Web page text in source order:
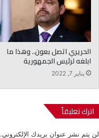
الحريري اتصل بعون.. وهذا ما
ابلغه لرئيس الجمهورية
يناير 7, 2022
اترك تعليقاً
لن يتم نشر عنوان بريدك الإلكتروني.